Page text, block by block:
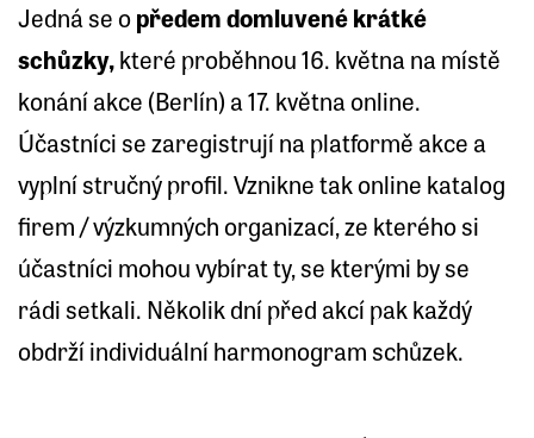
Jedná se o předem domluvené krátké
schůzky, které proběhnou 16. května na místě
konání akce (Berlín) a 17. května online.
Účastníci se zaregistrují na platformě akce a
vyplní stručný profil. Vznikne tak online katalog
firem / výzkumných organizací, ze kterého si
účastníci mohou vybírat ty, se kterými by se
rádi setkali. Několik dní před akcí pak každý
obdrží individuální harmonogram schůzek.